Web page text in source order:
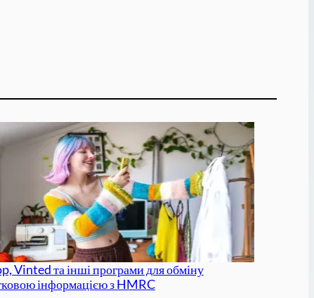
Vinted та інші програми для обміну
інформацією з HMRC